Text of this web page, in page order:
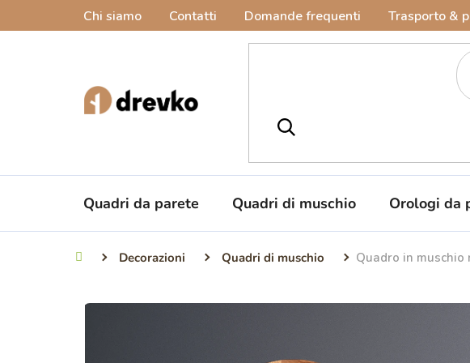
Chi siamo Contatti Domande frequenti Trasporto &
Quadri da parete Quadri di muschio Orologi da
Casa Decorazioni Quadri di muschio Quadro in